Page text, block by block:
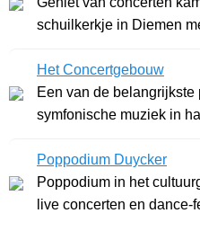
schuilkerkje in Diemen
Het Concertgebouw
Een van de
symfonische muziek in
Poppodium Duycker
Poppodium in het
live concerten en dance-